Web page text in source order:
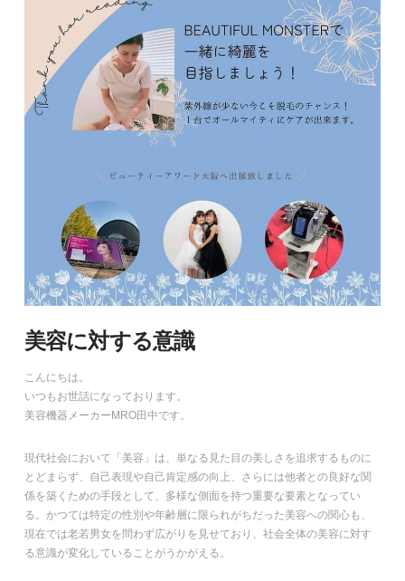
美容に対する意識
こんにちは。
いつもお世話になっております。
美容機器メーカーMRO田中です。
現代社会において「美容」は、単なる見た目の美しさを追求するものに
とどまらず、自己表現や自己肯定感の向上、さらには他者との良好な関
係を築くための手段として、多様な側面を持つ重要な要素となってい
る。かつては特定の性別や年齢層に限られがちだった美容への関心も、
現在では老若男女を問わず広がりを見せており、社会全体の美容に対す
る意識が変化していることがうかがえる。